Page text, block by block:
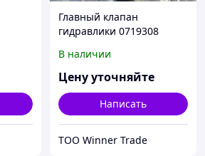
Главный клапан
гидравлики 0719308
В наличии
Цену уточняйте
Написать
ТОО Winner Trade